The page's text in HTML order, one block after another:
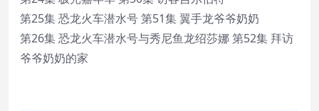
第25集 恐龙火车潜水号 第51集 翼手龙爷爷奶奶
第26集 恐龙火车潜水号与秀尼鱼龙绍莎娜 第52集 拜访
爷爷奶奶的家